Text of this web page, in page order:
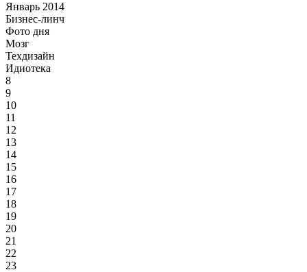
Январь 2014
Бизнес-линч
Фото дня
Мозг
Техдизайн
Идиотека
8
9
10
11
12
13
14
15
16
17
18
19
20
21
22
23